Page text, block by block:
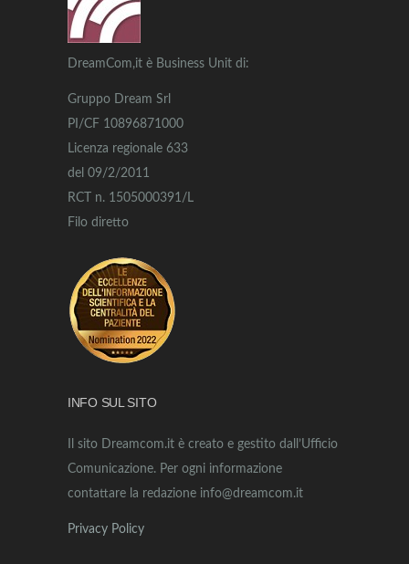
DreamCom,it è Business Unit di:
Gruppo Dream Srl
PI/CF 10896871000
Licenza regionale 633
del 09/2/2011
RCT n. 1505000391/L
Filo diretto
INFO SUL SITO
Il sito Dreamcom.it è creato e gestito dall’Ufficio
Comunicazione. Per ogni informazione
contattare la redazione info@dreamcom.it
Privacy Policy